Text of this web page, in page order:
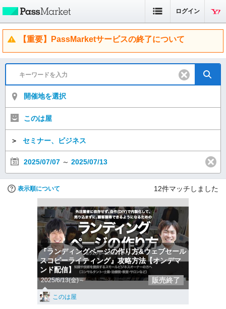
ログイン
【重要】PassMarketサービスの終了について
開催地を選択
このは屋
＞ セミナー、ビジネス
2025/07/07 ～ 2025/07/13
表示順について 12件マッチしました
『ランディングページの作り方&ウェブセール
スコピーライティング』攻略方法【オンデマ
ンド配信】
2025/6/13(金)～ 販売終了
このは屋